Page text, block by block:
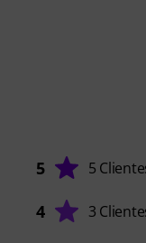
5 5
4 3